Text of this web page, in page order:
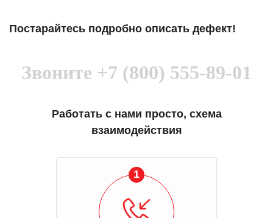
Постарайтесь подробно описать дефект!
Звоните +7 (800) 555-89-01
Работать с нами просто, схема
взаимодействия
1